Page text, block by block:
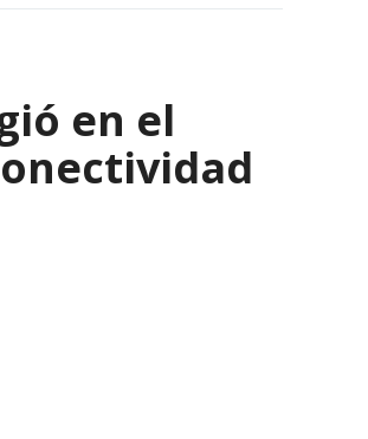
en el